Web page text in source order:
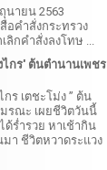
นายน 2563
อคำสั่งกระทรวง
ลิกคำสั่งลงโทษ ...
ไกร' ต้นตำนานเพชร
กร เตชะโม่ง ” ต้น
รณะ เผยชีวิตวันนี้
ด้ร่ำรวย หาเช้ากิน
า ชีวิตหวาดระแวง